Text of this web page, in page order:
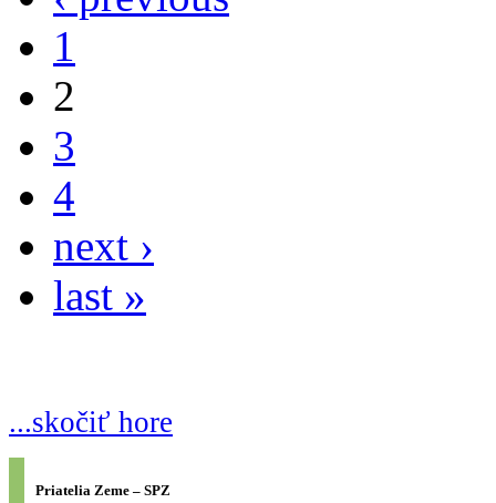
1
2
3
4
next ›
last »
...skočiť hore
Priatelia Zeme – SPZ